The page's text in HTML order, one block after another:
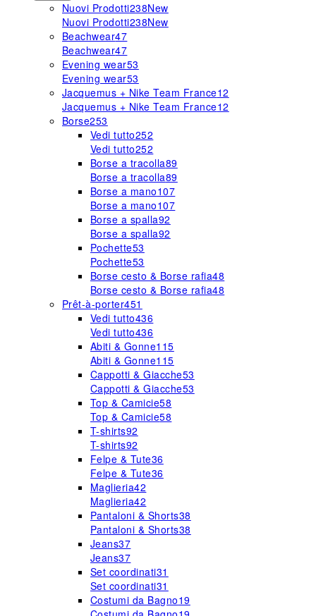
Nuovi Prodotti238New
Nuovi Prodotti238New
Beachwear47
Beachwear47
Evening wear53
Evening wear53
Jacquemus + Nike Team France12
Jacquemus + Nike Team France12
Borse253
Vedi tutto252
Vedi tutto252
Borse a tracolla89
Borse a tracolla89
Borse a mano107
Borse a mano107
Borse a spalla92
Borse a spalla92
Pochette53
Pochette53
Borse cesto & Borse rafia48
Borse cesto & Borse rafia48
Prêt-à-porter451
Vedi tutto436
Vedi tutto436
Abiti & Gonne115
Abiti & Gonne115
Cappotti & Giacche53
Cappotti & Giacche53
Top & Camicie58
Top & Camicie58
T-shirts92
T-shirts92
Felpe & Tute36
Felpe & Tute36
Maglieria42
Maglieria42
Pantaloni & Shorts38
Pantaloni & Shorts38
Jeans37
Jeans37
Set coordinati31
Set coordinati31
Costumi da Bagno19